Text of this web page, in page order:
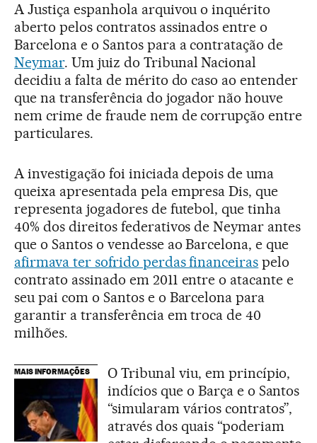
A Justiça espanhola arquivou o inquérito
aberto pelos contratos assinados entre o
Barcelona e o Santos para a contratação de
Neymar. Um juiz do Tribunal Nacional
decidiu a falta de mérito do caso ao entender
que na transferência do jogador não houve
nem crime de fraude nem de corrupção entre
particulares.
A investigação foi iniciada depois de uma
queixa apresentada pela empresa Dis, que
representa jogadores de futebol, que tinha
40% dos direitos federativos de Neymar antes
que o Santos o vendesse ao Barcelona, e que
afirmava ter sofrido perdas financeiras pelo
contrato assinado em 2011 entre o atacante e
seu pai com o Santos e o Barcelona para
garantir a transferência em troca de 40
milhões.
MAIS INFORMAÇÕES
O Tribunal viu, em princípio,
indícios que o Barça e o Santos
“simularam vários contratos”,
através dos quais “poderiam